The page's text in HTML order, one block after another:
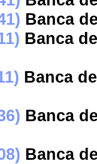
Banca
Banca
Banca
Banca
Banca